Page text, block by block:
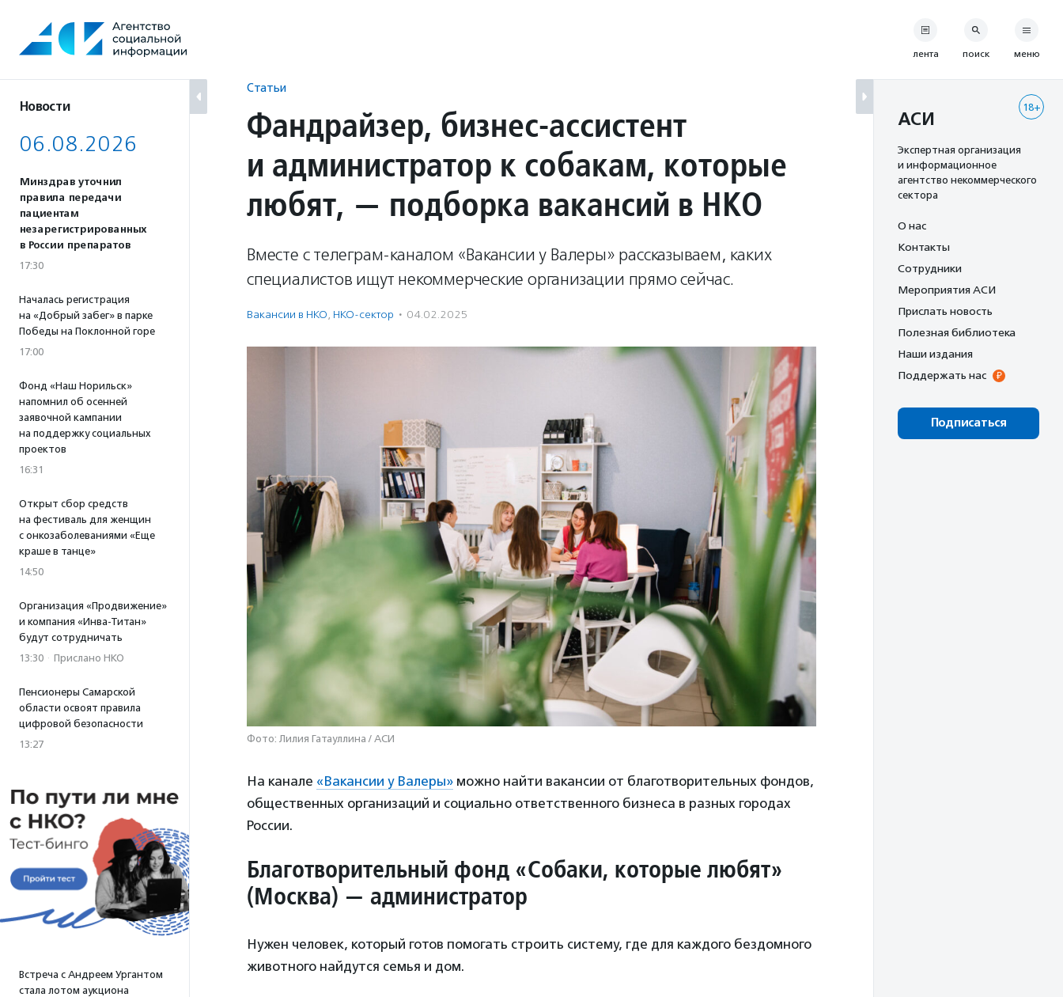
содержанию
Новости
06.08.2026
Минздрав уточнил
правила передачи
пациентам
незарегистрированных
в России препаратов
17:30
Началась регистрация
на «Добрый забег» в парке
Победы на Поклонной горе
17:00
Фонд «Наш Норильск»
напомнил об осенней
заявочной кампании
на поддержку социальных
проектов
16:31
Открыт сбор средств
на фестиваль для женщин
с онкозаболеваниями «Еще
краше в танце»
14:50
Организация «Продвижение»
и компания «Инва-Титан»
будут сотрудничать
13:30 · Прислано НКО
Пенсионеры Самарской
области освоят правила
цифровой безопасности
13:27
Встреча с Андреем Ургантом
стала лотом аукциона
Статьи
Фандрайзер, бизнес-ассистент
и администратор к собакам, которые
любят, — подборка вакансий в НКО
Вместе с телеграм-каналом «Вакансии у Валеры» рассказываем, каких
специалистов ищут некоммерческие организации прямо сейчас.
Вакансии в НКО, НКО-сектор · 04.02.2025
Фото: Лилия Гатауллина / АСИ
На канале «Вакансии у Валеры» можно найти вакансии от благотворительных фондов,
общественных организаций и социально ответственного бизнеса в разных городах
России.
Благотворительный фонд «Собаки, которые любят»
(Москва) — администратор
Нужен человек, который готов помогать строить систему, где для каждого бездомного
животного найдутся семья и дом.
лента поиск меню
18+
АСИ
Экспертная организация
и информационное
агентство некоммерческого
сектора
О нас
Контакты
Сотрудники
Мероприятия АСИ
Прислать новость
Полезная библиотека
Наши издания
Поддержать нас
Подписаться